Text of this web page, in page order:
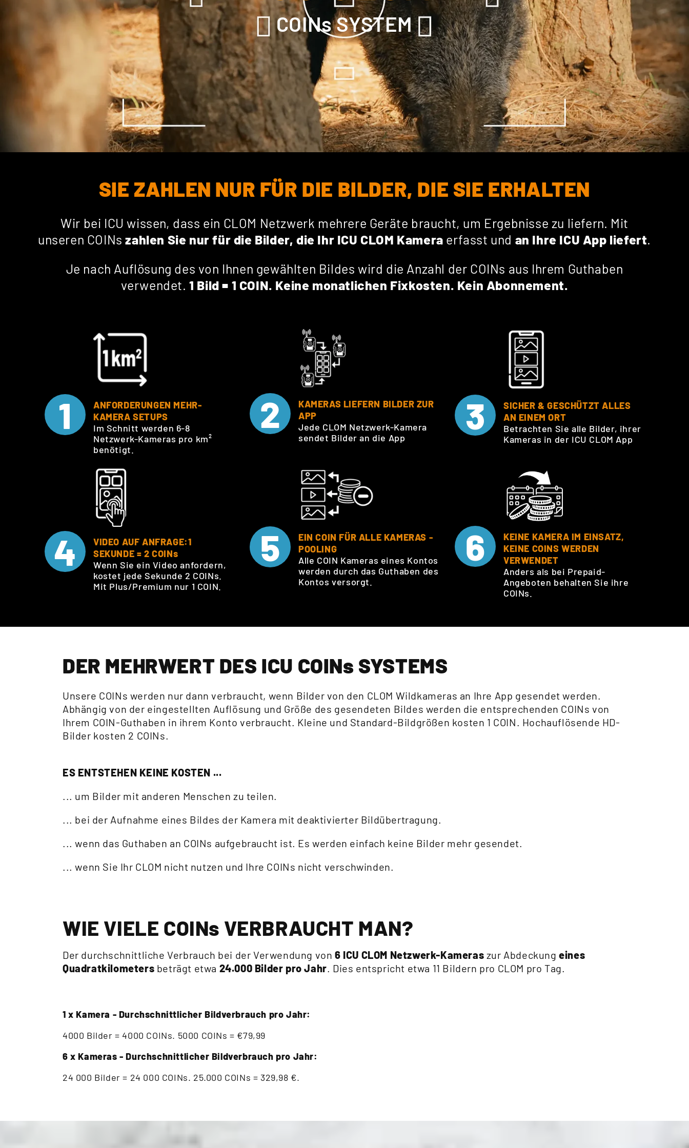
COINs SYSTEM
SIE ZAHLEN NUR FÜR DIE BILDER, DIE SIE ERHALTEN
Wir bei ICU wissen, dass ein CLOM Netzwerk mehrere Geräte braucht, um Ergebnisse zu liefern. Mit
unseren COINszahlen Sie nur für die Bilder, die Ihr ICU CLOM Kamera erfasst und an Ihre ICU App liefert.
Je nach Auflösung des von Ihnen gewählten Bildes wird die Anzahl der COINs aus Ihrem Guthaben
verwendet.1 Bild = 1 COIN. Keine monatlichen Fixkosten. Kein Abonnement.
1
ANFORDERUNGEN MEHR-
KAMERA SETUPS
Im Schnitt werden 6-8
Netzwerk-Kameras pro km²
benötigt.
2
KAMERAS LIEFERN BILDER ZUR
APP
Jede CLOM Netzwerk-Kamera
sendet Bilder an die App
3
SICHER & GESCHÜTZT ALLES
AN EINEM ORT
Betrachten Sie alle Bilder, ihrer
Kameras in der ICU CLOM App
4
VIDEO AUF ANFRAGE:1
SEKUNDE = 2 COINs
Wenn Sie ein Video anfordern,
kostet jede Sekunde 2 COINs.
Mit Plus/Premium nur 1 COIN.
5
EIN COIN FÜR ALLE KAMERAS -
POOLING
Alle COIN Kameras eines Kontos
werden durch das Guthaben des
Kontos versorgt.
6
KEINE KAMERA IM EINSATZ,
KEINE COINS WERDEN
VERWENDET
Anders als bei Prepaid-
Angeboten behalten Sie ihre
COINs.
DER MEHRWERT DES ICU COINs SYSTEMS
Unsere COINs werden nur dann verbraucht, wenn Bilder von den CLOM Wildkameras an Ihre App gesendet werden.
Abhängig von der eingestellten Auflösung und Größe des gesendeten Bildes werden die entsprechenden COINs von
Ihrem COIN-Guthaben in ihrem Konto verbraucht. Kleine und Standard-Bildgrößen kosten 1 COIN. Hochauflösende HD-
Bilder kosten 2 COINs.
ES ENTSTEHEN KEINE KOSTEN ...
... um Bilder mit anderen Menschen zu teilen.
... bei der Aufnahme eines Bildes der Kamera mit deaktivierter Bildübertragung.
... wenn das Guthaben an COINs aufgebraucht ist. Es werden einfach keine Bilder mehr gesendet.
... wenn Sie Ihr CLOM nicht nutzen und Ihre COINs nicht verschwinden.
WIE VIELE COINs VERBRAUCHT MAN?
Der durchschnittliche Verbrauch bei der Verwendung von 6 ICU CLOM Netzwerk-Kameras zur Abdeckungeines
Quadratkilometers beträgt etwa 24.000 Bilder pro Jahr. Dies entspricht etwa 11 Bildern pro CLOM pro Tag.
1 x Kamera - Durchschnittlicher Bildverbrauch pro Jahr:
4000 Bilder = 4000 COINs. 5000 COINs = €79,99
6 x Kameras - Durchschnittlicher Bildverbrauch pro Jahr:
24 000 Bilder = 24 000 COINs. 25.000 COINs = 329,98 €.